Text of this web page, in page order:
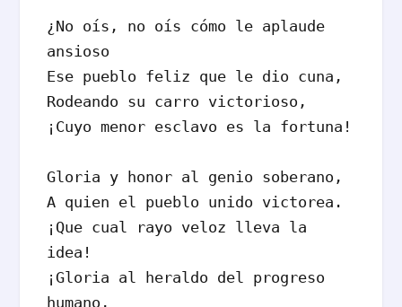
¿No oís, no oís cómo le aplaude
ansioso
Ese pueblo feliz que le dio cuna,
Rodeando su carro victorioso,
¡Cuyo menor esclavo es la fortuna!
Gloria y honor al genio soberano,
A quien el pueblo unido victorea.
¡Que cual rayo veloz lleva la
idea!
¡Gloria al heraldo del progreso
humano,